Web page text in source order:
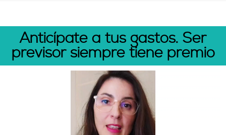
Anticípate a tus gastos. Ser
previsor siempre tiene premio